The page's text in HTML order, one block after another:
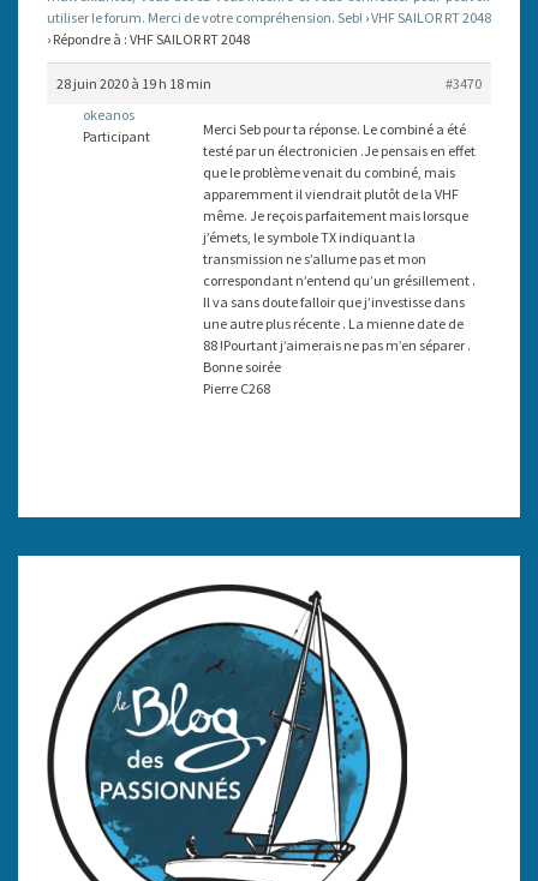
utiliser le forum. Merci de votre compréhension. Seb! ›VHF SAILOR RT 2048
› Répondre à : VHF SAILOR RT 2048
28 juin 2020 à 19 h 18 min
#3470
okeanos
Participant
Merci Seb pour ta réponse. Le combiné a été
testé par un électronicien .Je pensais en effet
que le problème venait du combiné, mais
apparemment il viendrait plutôt de la VHF
même. Je reçois parfaitement mais lorsque
j’émets, le symbole TX indiquant la
transmission ne s’allume pas et mon
correspondant n’entend qu’un grésillement .
Il va sans doute falloir que j’investisse dans
une autre plus récente . La mienne date de
88 !Pourtant j’aimerais ne pas m’en séparer .
Bonne soirée
Pierre C268